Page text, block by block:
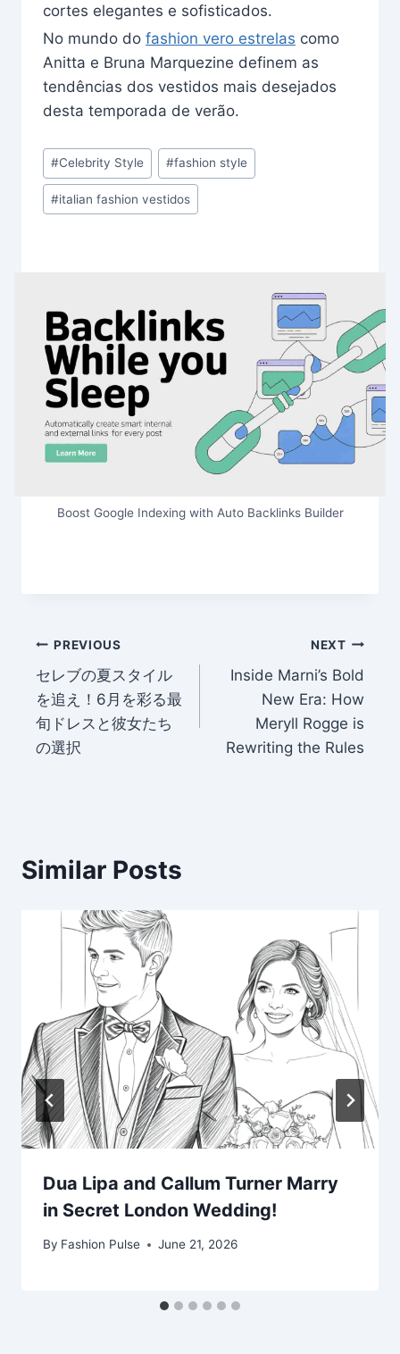
cortes elegantes e sofisticados.
No mundo do fashion vero estrelas como
Anitta e Bruna Marquezine definem as
tendências dos vestidos mais desejados
desta temporada de verão.
Post
Tags:
#Celebrity Style #fashion style
#italian fashion vestidos
Boost Google Indexing with Auto Backlinks Builder
Post
navigation
PREVIOUS
セレブの夏スタイル
を追え！6月を彩る最
旬ドレスと彼女たち
の選択
NEXT
Inside Marni’s Bold
New Era: How
Meryll Rogge is
Rewriting the Rules
Similar Posts
Dua Lipa and Callum Turner Marry
in Secret London Wedding!
By Fashion Pulse June 21, 2026